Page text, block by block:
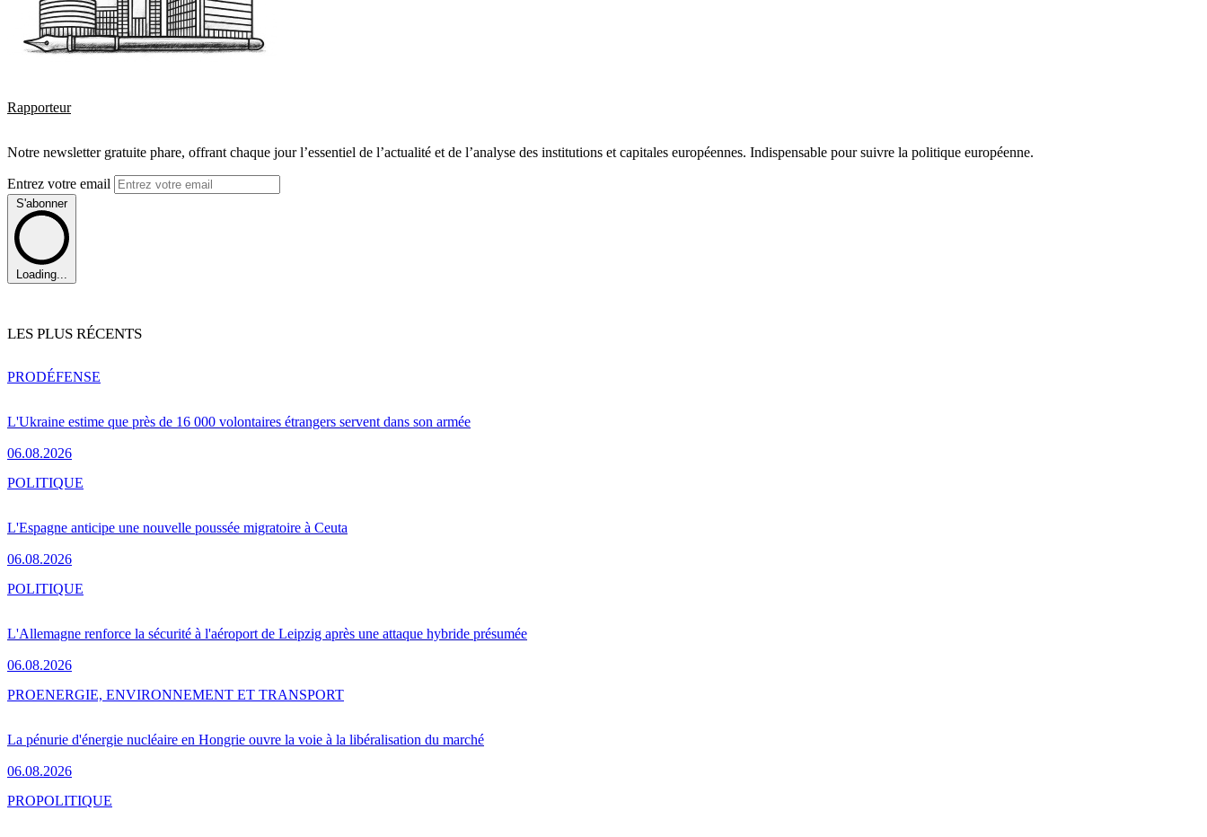
Rapporteur
Notre newsletter gratuite phare, offrant chaque jour l’essentiel de l’actualité et de l’analyse des institutions et capitales européennes. Indispensable pour suivre la politique européenne.
Entrez votre email
S'abonner
Loading...
LES PLUS RÉCENTS
L'Ukraine estime que près de 16 000 volontaires étrangers servent dans son armée
06.08.2026
PRODÉFENSE
L'Espagne anticipe une nouvelle poussée migratoire à Ceuta
06.08.2026
POLITIQUE
L'Allemagne renforce la sécurité à l'aéroport de Leipzig après une attaque hybride présumée
06.08.2026
POLITIQUE
La pénurie d'énergie nucléaire en Hongrie ouvre la voie à la libéralisation du marché
06.08.2026
PROENERGIE, ENVIRONNEMENT ET TRANSPORT
PROPOLITIQUE